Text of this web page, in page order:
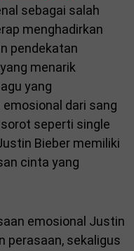
sebagai salah
menghadirkan
pendekatan
menarik
yang
dari sang
seperti single
Bieber memiliki
cinta yang
emosional Justin
perasaan, sekaligus